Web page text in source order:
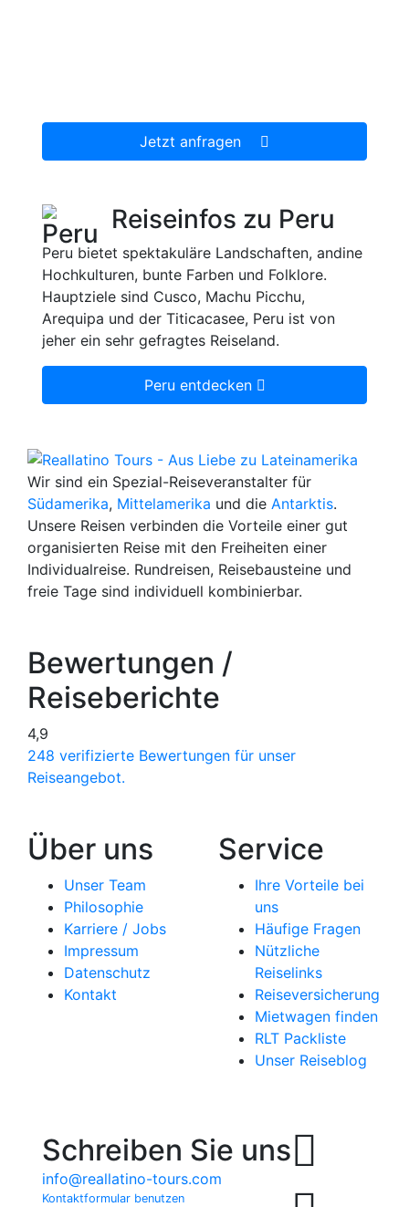
Jetzt anfragen
Reiseinfos zu Peru
Peru bietet spektakuläre Landschaften, andine
Hochkulturen, bunte Farben und Folklore.
Hauptziele sind Cusco, Machu Picchu,
Arequipa und der Titicacasee, Peru ist von
jeher ein sehr gefragtes Reiseland.
Peru entdecken
Wir sind ein Spezial-Reiseveranstalter für
Südamerika, Mittelamerika und die Antarktis.
Unsere Reisen verbinden die Vorteile einer gut
organisierten Reise mit den Freiheiten einer
Individualreise. Rundreisen, Reisebausteine und
freie Tage sind individuell kombinierbar.
Bewertungen /
Reiseberichte
4,9
248 verifizierte Bewertungen für unser
Reiseangebot.
Über uns
Unser Team
Philosophie
Karriere / Jobs
Impressum
Datenschutz
Kontakt
Service
Ihre Vorteile bei
uns
Häufige Fragen
Nützliche
Reiselinks
Reiseversicherung
Mietwagen finden
RLT Packliste
Unser Reiseblog
Schreiben Sie uns
info@reallatino-tours.com
Kontaktformular benutzen